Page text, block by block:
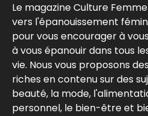
Le magazine Culture
vers l'épanouissement
pour vous encourager à
à vous épanouir dans tous
vie. Nous vous proposons
riches en contenu sur des
beauté, la mode,
personnel, le bien-être et